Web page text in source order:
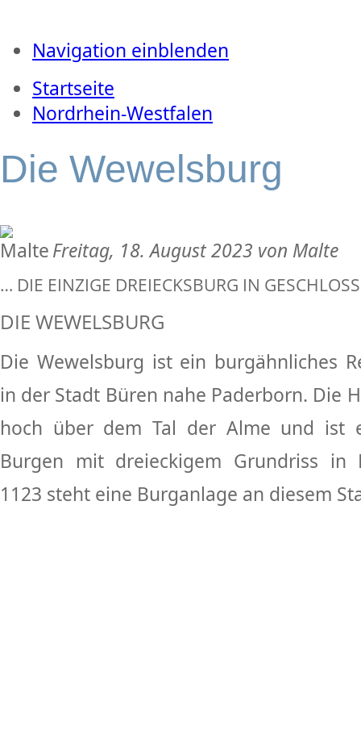
Navigation einblenden
Startseite
Nordrhein-Westfalen
Die Wewelsburg
Freitag, 18. August 2023 von Malte
… DIE EINZIGE DREIECKSBURG IN
DIE WEWELSBURG
Die Wewelsburg ist ein burgähnliches
in der Stadt Büren nahe Paderborn. Die
hoch über dem Tal der Alme und ist
Burgen mit dreieckigem Grundriss in
1123 steht eine Burganlage an diesem